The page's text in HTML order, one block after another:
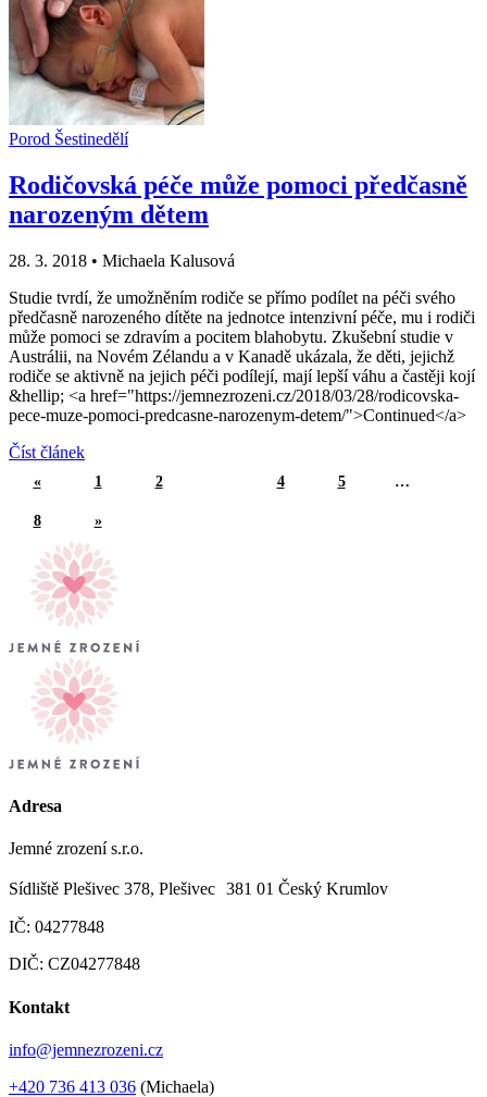
Porod Šestinedělí
Rodičovská péče může pomoci předčasně
narozeným dětem
28. 3. 2018 • Michaela Kalusová
Studie tvrdí, že umožněním rodiče se přímo podílet na péči svého
předčasně narozeného dítěte na jednotce intenzivní péče, mu i rodiči
může pomoci se zdravím a pocitem blahobytu. Zkušební studie v
Austrálii, na Novém Zélandu a v Kanadě ukázala, že děti, jejichž
rodiče se aktivně na jejich péči podílejí, mají lepší váhu a častěji kojí
&hellip; <a href="https://jemnezrozeni.cz/2018/03/28/rodicovska-
pece-muze-pomoci-predcasne-narozenym-detem/">Continued</a>
Číst článek
« 1 2 4 5 …
8 »
Adresa
Jemné zrození s.r.o.
Sídliště Plešivec 378, Plešivec 381 01 Český Krumlov
IČ: 04277848
DIČ: CZ04277848
Kontakt
info@jemnezrozeni.cz
+420 736 413 036 (Michaela)